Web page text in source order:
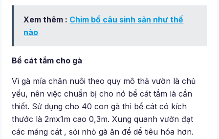
Xem thêm : Chim bồ câu sinh sản như thế
nào
Bể cát tắm cho gà
Vì gà mía chăn nuôi theo quy mô thả vườn là chủ
yếu, nên việc chuẩn bị cho nó bể cát tắm là cần
thiết. Sử dụng cho 40 con gà thì bể cát có kích
thước là 2mx1m cao 0,3m. Xung quanh vườn đạt
các máng cát , sỏi nhỏ gà ăn để dể tiêu hóa hơn.